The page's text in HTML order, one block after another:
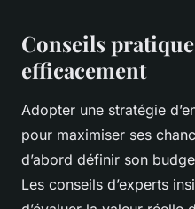
Conseils
efficacement
Adopter une stratégie
pour maximiser ses
d’abord définir son
Les conseils d’experts